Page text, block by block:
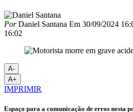
PorDaniel Santana Em 30/09/2024
16:02
A-
A+
IMPRIMIR
Espaço para a comunicação de erros nesta